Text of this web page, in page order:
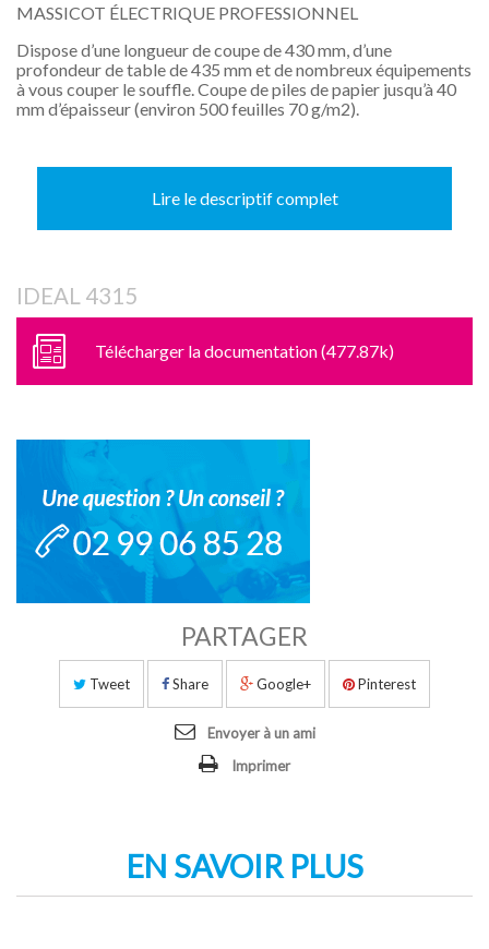
MASSICOT ÉLECTRIQUE PROFESSIONNEL
Dispose d’une longueur de coupe de 430 mm, d’une
profondeur de table de 435 mm et de nombreux équipements
à vous couper le souffle. Coupe de piles de papier jusqu’à 40
mm d’épaisseur (environ 500 feuilles 70 g/m2).
Lire le descriptif complet
IDEAL 4315
Télécharger la documentation (477.87k)
PARTAGER
Tweet Share Google+ Pinterest
Envoyer à un ami
Imprimer
EN SAVOIR PLUS